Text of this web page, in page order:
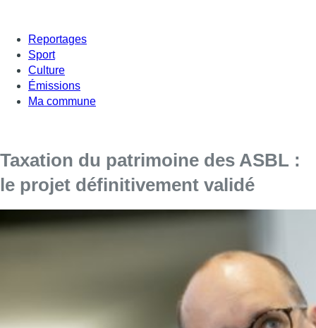
Reportages
Sport
Culture
Émissions
Ma commune
Taxation du patrimoine des ASBL :
le projet définitivement validé